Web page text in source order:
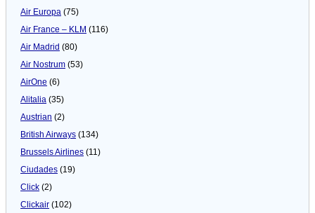
Air Europa (75)
Air France – KLM (116)
Air Madrid (80)
Air Nostrum (53)
AirOne (6)
Alitalia (35)
Austrian (2)
British Airways (134)
Brussels Airlines (11)
Ciudades (19)
Click (2)
Clickair (102)